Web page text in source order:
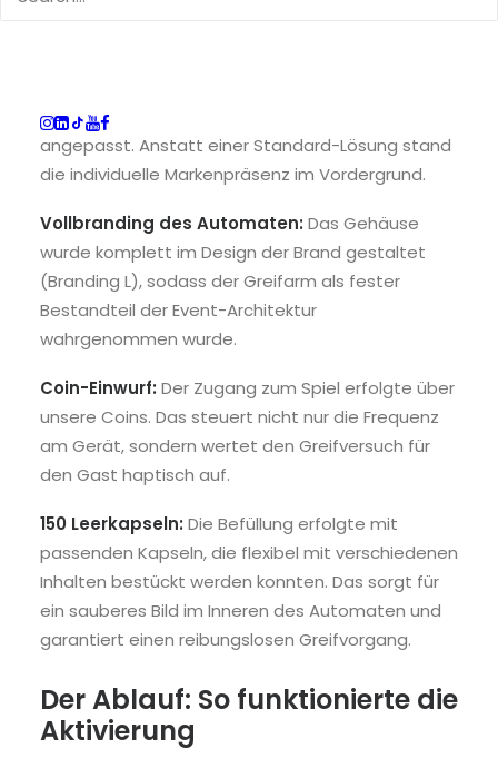
des Events passte, wurde das Setup optimal
angepasst. Anstatt einer Standard-Lösung stand
die individuelle Markenpräsenz im Vordergrund.
Vollbranding des Automaten: Das Gehäuse
wurde komplett im Design der Brand gestaltet
(Branding L), sodass der Greifarm als fester
Bestandteil der Event-Architektur
wahrgenommen wurde.
Coin-Einwurf: Der Zugang zum Spiel erfolgte über
unsere Coins. Das steuert nicht nur die Frequenz
am Gerät, sondern wertet den Greifversuch für
den Gast haptisch auf.
150 Leerkapseln: Die Befüllung erfolgte mit
passenden Kapseln, die flexibel mit verschiedenen
Inhalten bestückt werden konnten. Das sorgt für
ein sauberes Bild im Inneren des Automaten und
garantiert einen reibungslosen Greifvorgang.
Der Ablauf: So funktionierte die
Aktivierung